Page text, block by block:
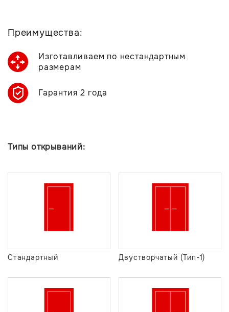
Преимущества:
Изготавливаем по нестандартным
размерам
Гарантия 2 года
Типы открываний:
Стандартный Двустворчатый (Тип-1)